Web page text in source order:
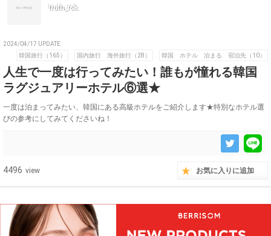
truth_rok
2024/04/17 UPDATE
韓国旅行（165）
国内旅行 海外旅行（28） 韓国 ホテル 泊まる 宿泊先（10）
人生で一度は行ってみたい！誰もが憧れる韓国
ラグジュアリーホテル⑥選★
一度は泊まってみたい、韓国にある高級ホテルをご紹介します★特別なホテル選
びの参考にしてみてくださいね！
4496 view お気に入りに追加